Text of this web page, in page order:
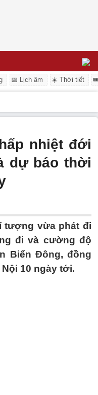
📅 Lịch âm ☀️ Thời tiết
nhiệt đới
dự báo thời
tượng vừa phát đi
đi và cường độ
Biển Đông, đồng
10 ngày tới.